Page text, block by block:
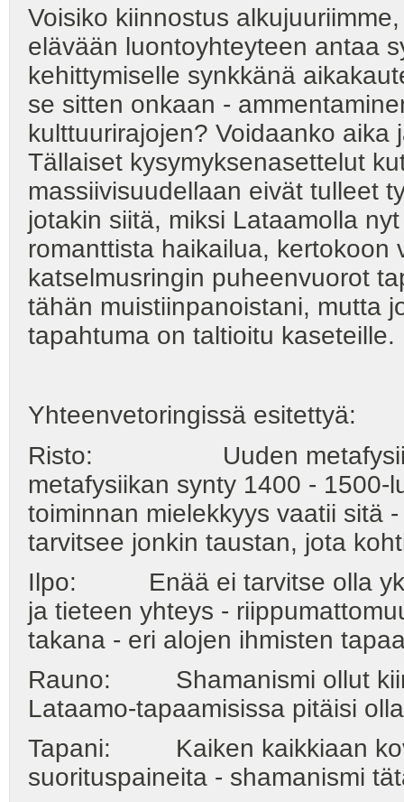
Voisiko kiinnostus
elävään luontoyhteyteen antaa
kehittymiselle synkkänä
se sitten onkaan -
kulttuurirajojen? Voidaanko
Tällaiset kysymyksenasettelut
massiivisuudellaan eivät tulleet
jotakin siitä, miksi Lataamolla
romanttista haikailua, kertokoon
katselmusringin puheenvuorot
tähän muistiinpanoistani, mutta
tapahtuma on taltioitu kaseteille.
Yhteenvetoringissä esitettyä:
Risto: Uuden metafysiikan
metafysiikan synty 1400 - 1500-
toiminnan mielekkyys vaatii sitä
tarvitsee jonkin taustan, jota
Ilpo: Enää ei tarvitse olla
ja tieteen yhteys -
takana - eri alojen ihmisten
Rauno: Shamanismi ollut
Lataamo-tapaamisissa pitäisi
Tapani: Kaiken kaikkiaan
suorituspaineita - shamanismi